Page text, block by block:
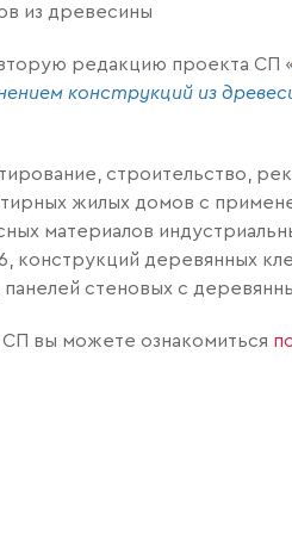
редакцию проекта СП
конструкций из
строительство,
жилых домов с
материалов
деревянных
стеновых с
вы можете ознакомиться